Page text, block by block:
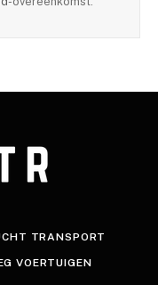
TRANSPORT
VOERTUIGEN